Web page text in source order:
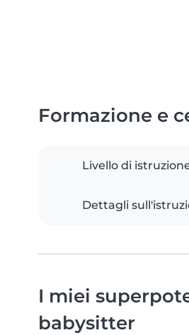
Formazione e
Livello di
Dettagli
I miei
babysitter